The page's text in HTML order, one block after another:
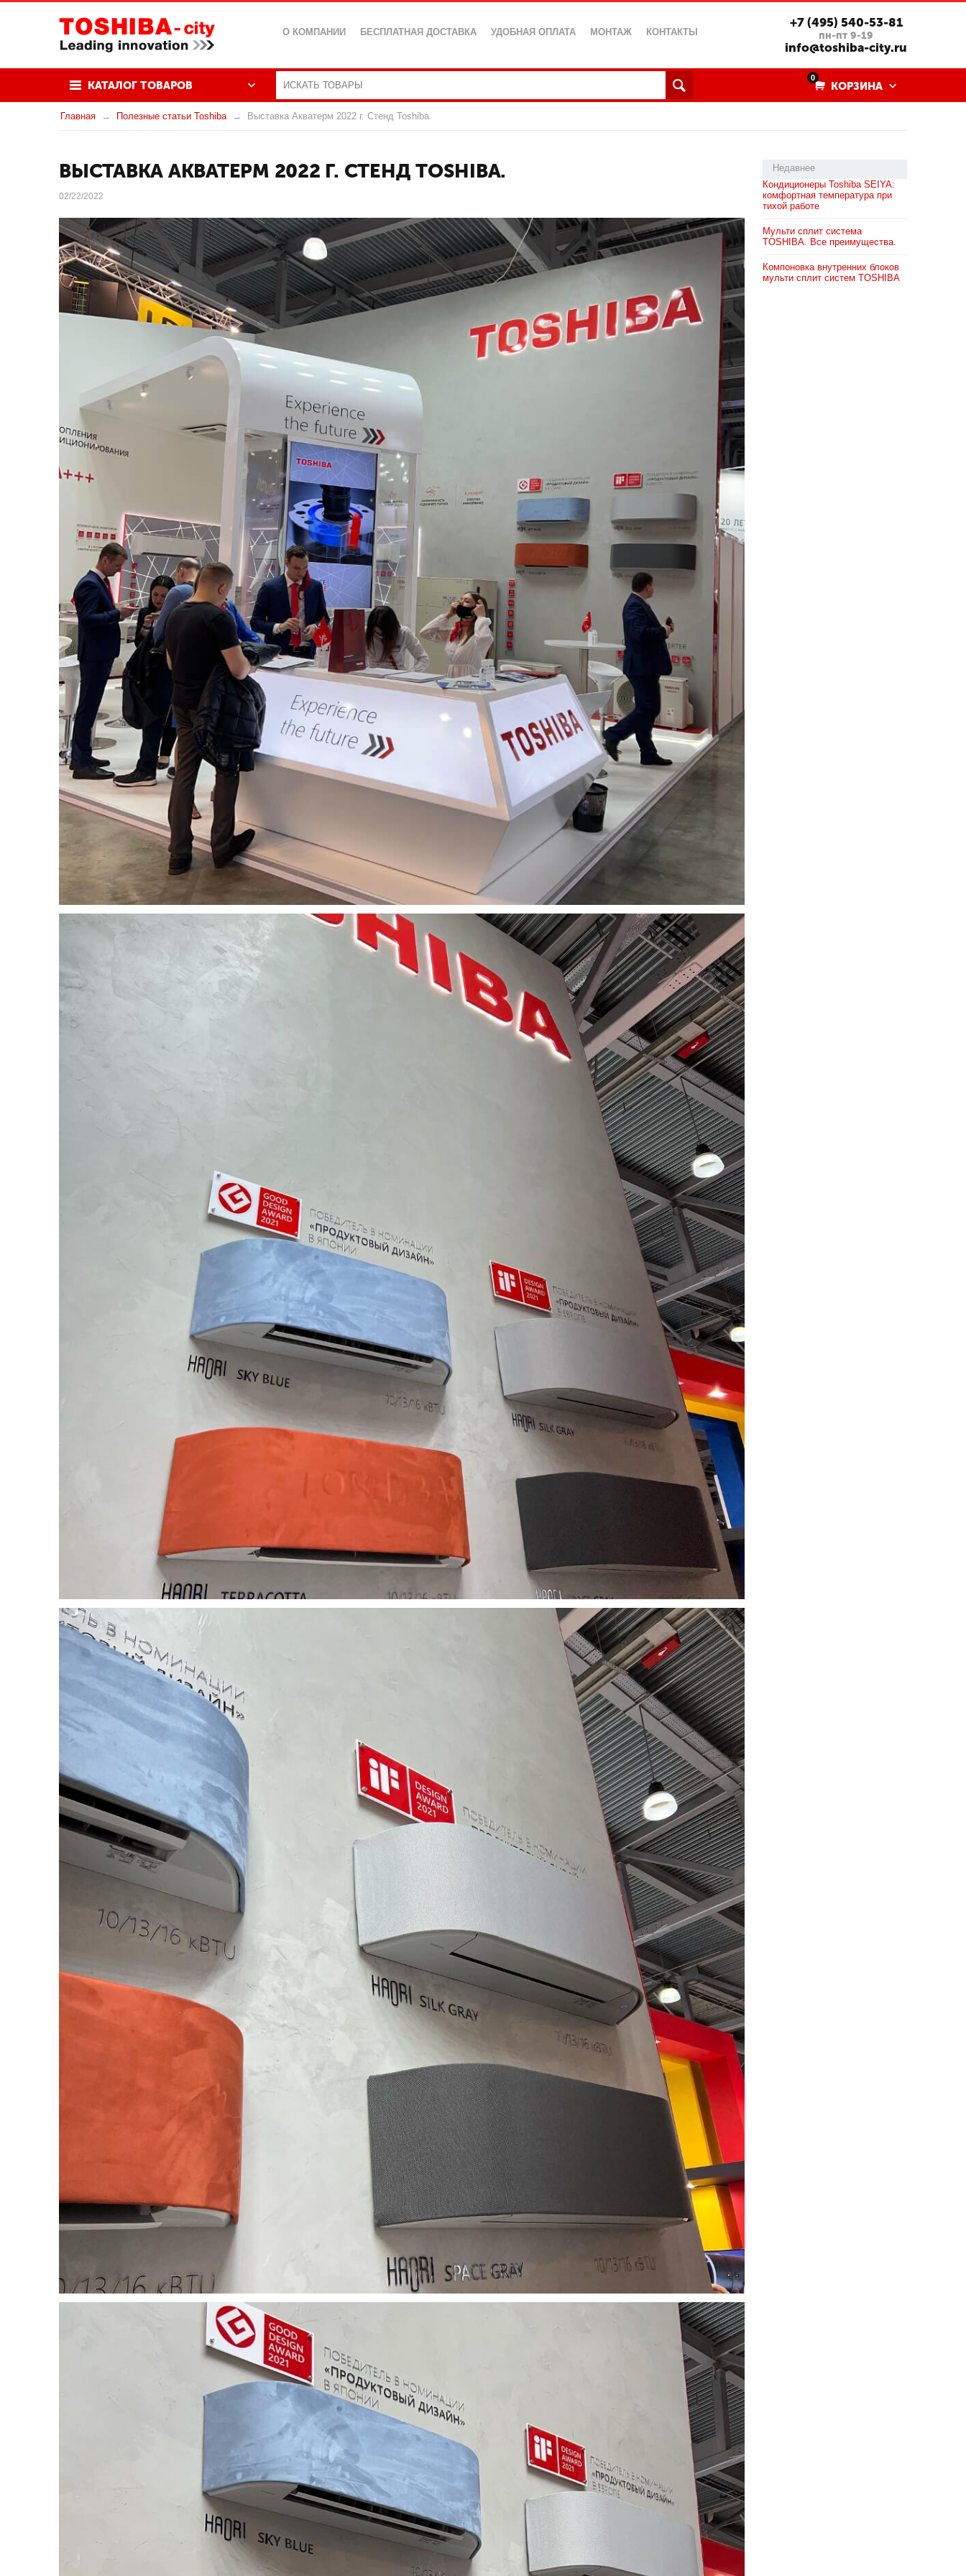
О КОМПАНИИ БЕСПЛАТНАЯ ДОСТАВКА УДОБНАЯ ОПЛАТА МОНТАЖ КОНТАКТЫ
+7 (495) 540-53-81
пн-пт 9-19
info@toshiba-city.ru
КАТАЛОГ ТОВАРОВ
0
КОРЗИНА
Главная Полезные статьи Toshiba Выставка Акватерм 2022 г. Стенд Toshiba.
ВЫСТАВКА АКВАТЕРМ 2022 Г. СТЕНД TOSHIBA.
02/22/2022
Недавнее
Кондиционеры Toshiba SEIYA:
комфортная температура при
тихой работе
Мульти сплит система
TOSHIBA. Все преимущества.
Компоновка внутренних блоков
мульти сплит систем TOSHIBA